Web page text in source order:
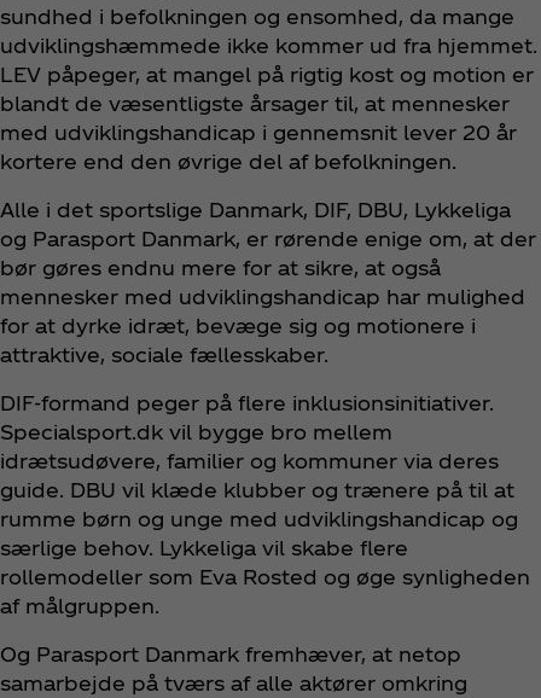
sundhed i befolkningen og ensomhed, da mange
udviklingshæmmede ikke kommer ud fra hjemmet.
LEV påpeger, at mangel på rigtig kost og motion er
blandt de væsentligste årsager til, at mennesker
med udviklingshandicap i gennemsnit lever 20 år
kortere end den øvrige del af befolkningen.
Alle i det sportslige Danmark, DIF, DBU, Lykkeliga
og Parasport Danmark, er rørende enige om, at der
bør gøres endnu mere for at sikre, at også
mennesker med udviklingshandicap har mulighed
for at dyrke idræt, bevæge sig og motionere i
attraktive, sociale fællesskaber.
DIF-formand peger på flere inklusionsinitiativer.
Specialsport.dk vil bygge bro mellem
idrætsudøvere, familier og kommuner via deres
guide. DBU vil klæde klubber og trænere på til at
rumme børn og unge med udviklingshandicap og
særlige behov. Lykkeliga vil skabe flere
rollemodeller som Eva Rosted og øge synligheden
af målgruppen.
Og Parasport Danmark fremhæver, at netop
samarbejde på tværs af alle aktører omkring